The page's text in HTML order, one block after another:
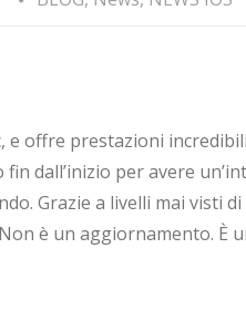
e offre prestazioni
dall’inizio per avere
Grazie a livelli mai visti
è un aggiornamento. È